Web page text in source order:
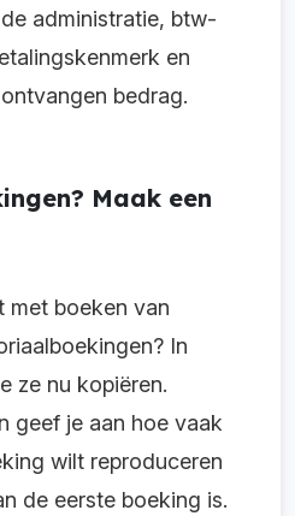
administratie, btw-
en
bedrag.
Maak een
met boeken van
In
ze nu kopiëren.
geef je aan hoe vaak
wilt reproduceren
de eerste boeking is.